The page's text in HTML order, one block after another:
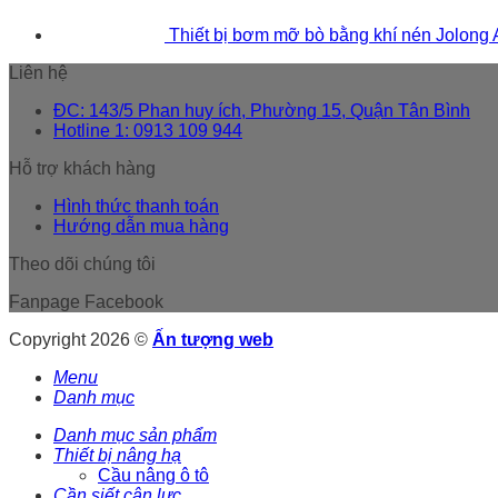
Thiết bị bơm mỡ bò bằng khí nén Jolong
Liên hệ
ĐC: 143/5 Phan huy ích, Phường 15, Quận Tân Bình
Hotline 1: 0913 109 944
Hỗ trợ khách hàng
Hình thức thanh toán
Hướng dẫn mua hàng
Theo dõi chúng tôi
Fanpage Facebook
Copyright 2026 © Ấn tượng web
Menu
Danh mục
Danh mục sản phẩm
Thiết bị nâng hạ
Cầu nâng ô tô